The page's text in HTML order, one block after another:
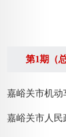
第1期（
嘉峪关市机动
嘉峪关市人民